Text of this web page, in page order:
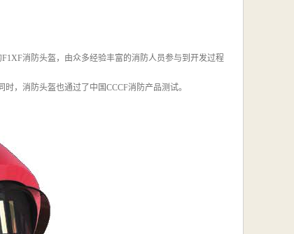
消防头盔，由众多经验丰富的消防人员参与到开发过程
，消防头盔也通过了中国CCCF消防产品测试。